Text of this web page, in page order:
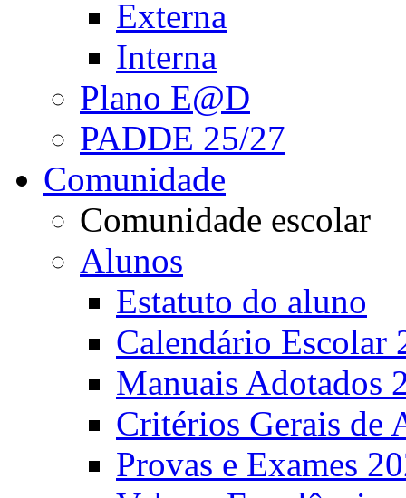
Externa
Interna
Plano E@D
PADDE 25/27
Comunidade
Comunidade escolar
Alunos
Estatuto do aluno
Calendário Escolar
Manuais Adotados
Critérios Gerais de
Provas e Exames